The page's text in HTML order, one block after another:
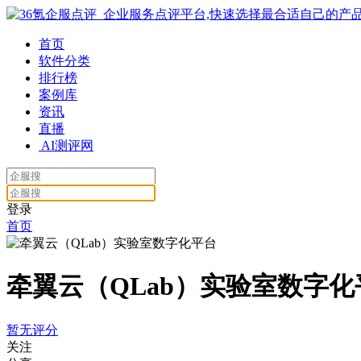
首页
软件分类
排行榜
案例库
资讯
直播
AI测评网
登录
首页
牵翼云（QLab）实验室数字化
暂无评分
关注